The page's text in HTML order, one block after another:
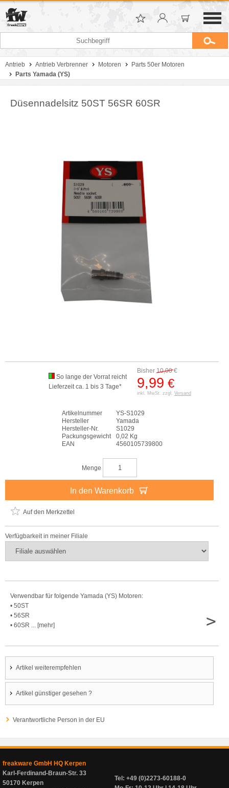
Antrieb Antrieb Verbrenner Motoren
Parts 50er Motoren
Parts Yamada (YS)
Düsennadelsitz 50ST 56SR 60SR
Bisher 10,00€
9,99 €
inkl. MwSt. zzgl. Versand
So lange der Vorrat reicht
Lieferzeit ca. 1 bis 3 Tage*
Artikelnummer
YS-S1029
Hersteller
Yamada
Hersteller-Nr.
S1029
Packungsgewicht
0,02 Kg
EAN
4560105739800
Menge
In den Warenkorb
Auf den Merkzettel
Verfügbarkeit in meiner Filiale
Verwendbar für folgende Yamada (YS) Motoren:
• 50ST
• 56SR
• 60SR ... [mehr]
>
Artikel weiterempfehlen
Artikel günstiger gesehen ?
Verantwortliche Person in der EU
freakware GmbH HQ Kerpen
Karl-Ferdinand-Braun-Str. 33
50170 Kerpen
Tel: +49 (0)2273-60188-0